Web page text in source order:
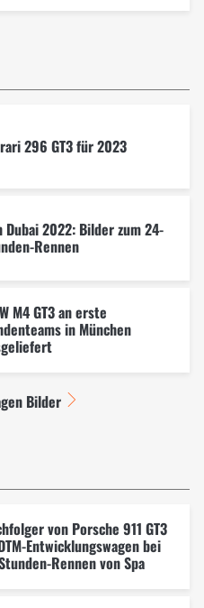
296 GT3 für 2023
Dubai 2022: Bilder zum 24-
Rennen
M4 GT3 an erste
in München
Bilder
von Porsche 911 GT3
Entwicklungswagen bei
Rennen von Spa